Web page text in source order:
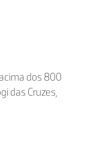
dos 800
das Cruzes,